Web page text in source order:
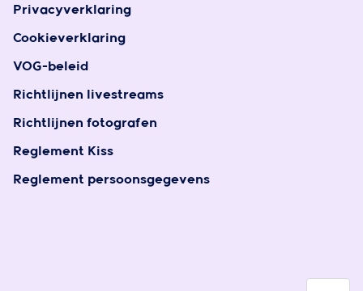
Privacyverklaring
Cookieverklaring
VOG-beleid
Richtlijnen livestreams
Richtlijnen fotografen
Reglement Kiss
Reglement persoonsgegevens